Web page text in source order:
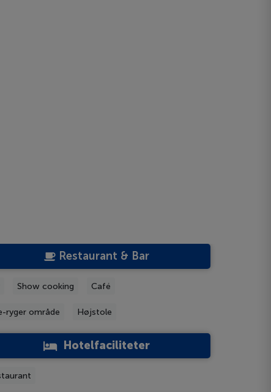
Restaurant & Bar
Show cooking Café
ryger område Højstole
Hotelfaciliteter